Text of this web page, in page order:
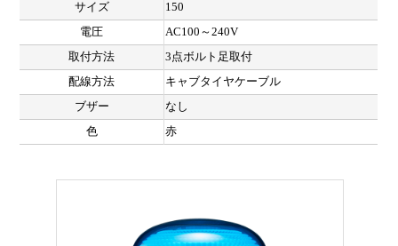
サイズ
150
電圧
AC100～240V
取付方法
3点ボルト足取付
配線方法
キャブタイヤケーブル
ブザー
なし
色
赤